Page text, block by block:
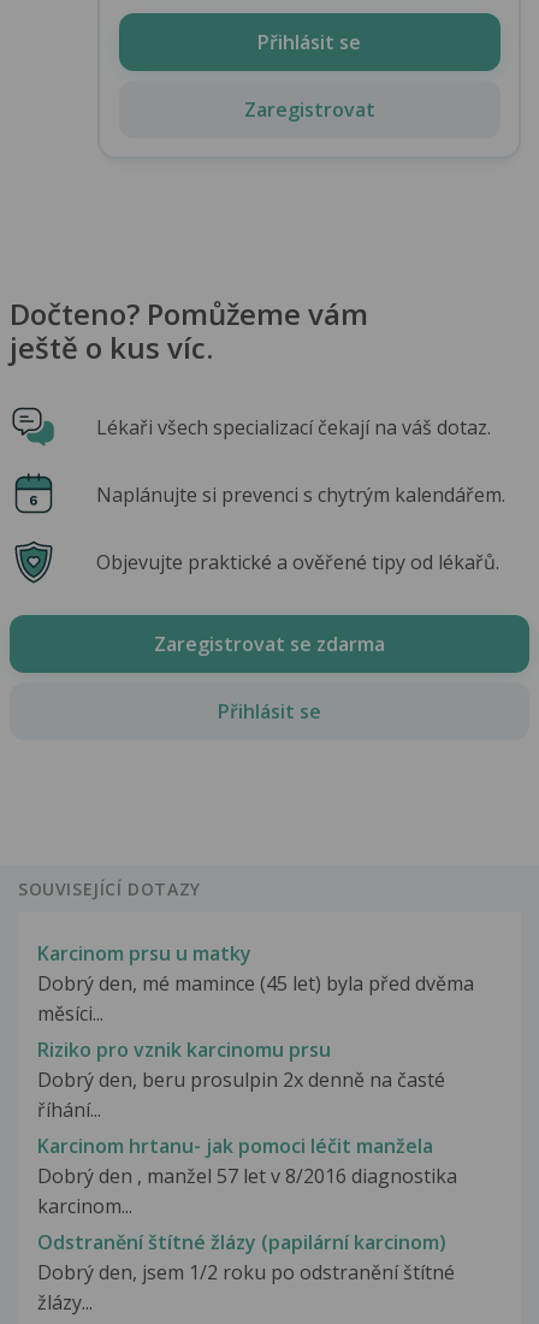
Přihlásit se
Zaregistrovat
Dočteno? Pomůžeme vám
ještě o kus víc.
Lékaři všech specializací čekají na váš dotaz.
Naplánujte si prevenci s chytrým kalendářem.
Objevujte praktické a ověřené tipy od lékařů.
Zaregistrovat se zdarma
Přihlásit se
SOUVISEJÍCÍ DOTAZY
Karcinom prsu u matky
Dobrý den, mé mamince (45 let) byla před dvěma
měsíci...
Riziko pro vznik karcinomu prsu
Dobrý den, beru prosulpin 2x denně na časté
říhání...
Karcinom hrtanu- jak pomoci léčit manžela
Dobrý den , manžel 57 let v 8/2016 diagnostika
karcinom...
Odstranění štítné žlázy (papilární karcinom)
Dobrý den, jsem 1/2 roku po odstranění štítné
žlázy...